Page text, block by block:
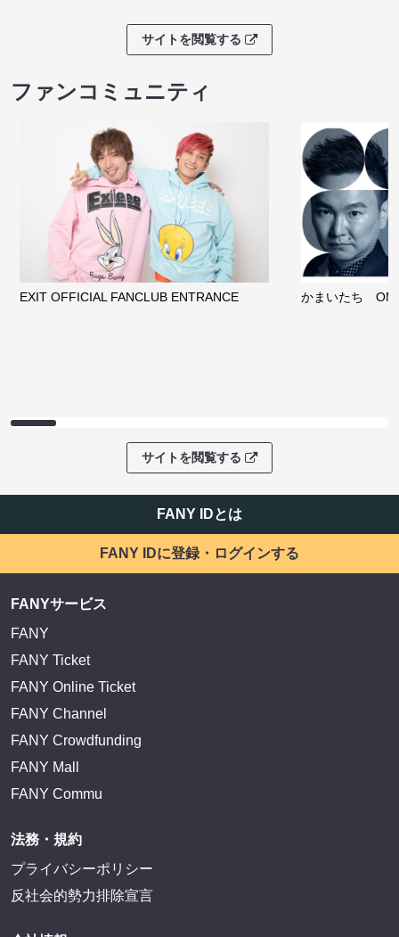
サイトを閲覧する
ファンコミュニティ
EXIT OFFICIAL FANCLUB ENTRANCE かまいたち
サイトを閲覧する
FANY IDとは
FANY IDに登録・ログインする
FANYサービス
FANY
FANY Ticket
FANY Online Ticket
FANY Channel
FANY Crowdfunding
FANY Mall
FANY Commu
法務・規約
プライバシーポリシー
反社会的勢力排除宣言